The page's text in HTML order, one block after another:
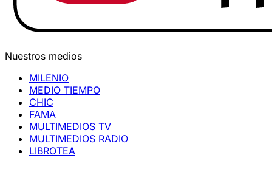
Nuestros medios
MILENIO
MEDIO TIEMPO
CHIC
FAMA
MULTIMEDIOS TV
MULTIMEDIOS RADIO
LIBROTEA